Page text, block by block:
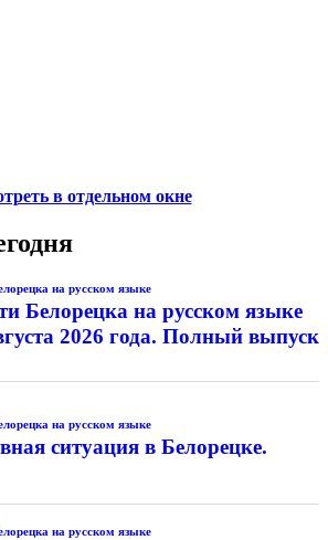
в отдельном окне
на русском языке
Белорецка на русском языке
2026 года. Полный выпуск
на русском языке
ситуация в Белорецке.
на русском языке